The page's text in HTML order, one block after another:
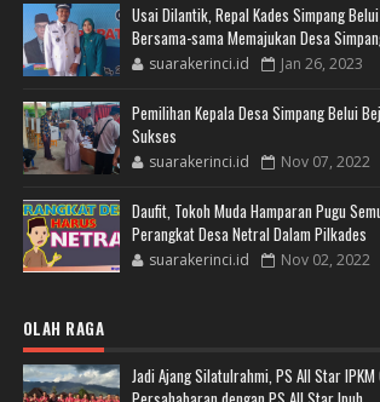
Usai Dilantik, Repal Kades Simpang
Bersama-sama Memajukan Desa
suarakerinci.id Jan 26, 2023
Pemilihan Kepala Desa Simpang Belui
Sukses
suarakerinci.id Nov 07, 2022
Daufit, Tokoh Muda Hamparan Pugu
Perangkat Desa Netral Dalam Pilkades
suarakerinci.id Nov 02, 2022
OLAH RAGA
Jadi Ajang Silatulrahmi, PS All Star